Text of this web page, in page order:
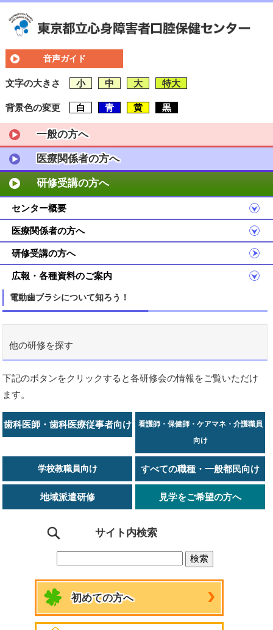
音声ガイド
文字の大きさ 小 中 大 特大
背景色の変更 白 青 黄 黒
一般の方へ
医療関係者の方へ
研修受講の方へ
センター概要
医療関係者の方へ
研修受講の方へ
広報・各種資料のご案内
電動歯ブラシについて知ろう！
他の研修を探す
下記のボタンをクリックすると各研修会の情報をご覧いただけ
ます。
歯科医師・歯科医療従事者向け
看護師・保健師・ケアマネ・介護職員
向け
学校教職員向け すべての職種・一般都民向け
地域派遣研修 見学をご希望の方へ
サイト内検索
初めての方へ